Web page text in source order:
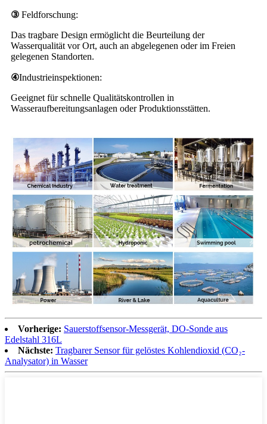
③ Feldforschung:
Das tragbare Design ermöglicht die Beurteilung der
Wasserqualität vor Ort, auch an abgelegenen oder im Freien
gelegenen Standorten.
④Industrieinspektionen:
Geeignet für schnelle Qualitätskontrollen in
Wasseraufbereitungsanlagen oder Produktionsstätten.
Vorherige: Sauerstoffsensor-Messgerät, DO-Sonde aus
Edelstahl 316L
Nächste: Tragbarer Sensor für gelöstes Kohlendioxid (CO₂-
Analysator) in Wasser